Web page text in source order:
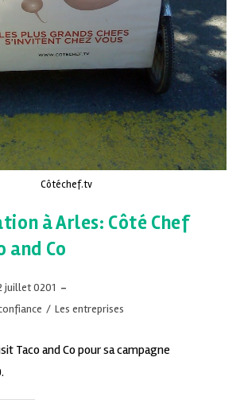
Côtéchef.tv
à Arles: Côté Chef
and Co
juillet 0201
/ Les entreprises
Taco and Co pour sa campagne